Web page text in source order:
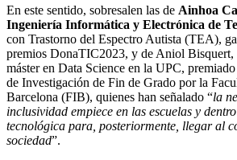
En este sentido, sobresalen las de Ainhoa
Ingeniería Informática y Electrónica de
con Trastorno del Espectro Autista (TEA),
premios DonaTIC2023, y de Aniol Bisquert,
máster en Data Science en la UPC,
de Investigación de Fin de Grado por la
Barcelona (FIB), quienes han señalado “la
inclusividad empiece en las escuelas y
tecnológica para, posteriormente, llegar al
sociedad”.